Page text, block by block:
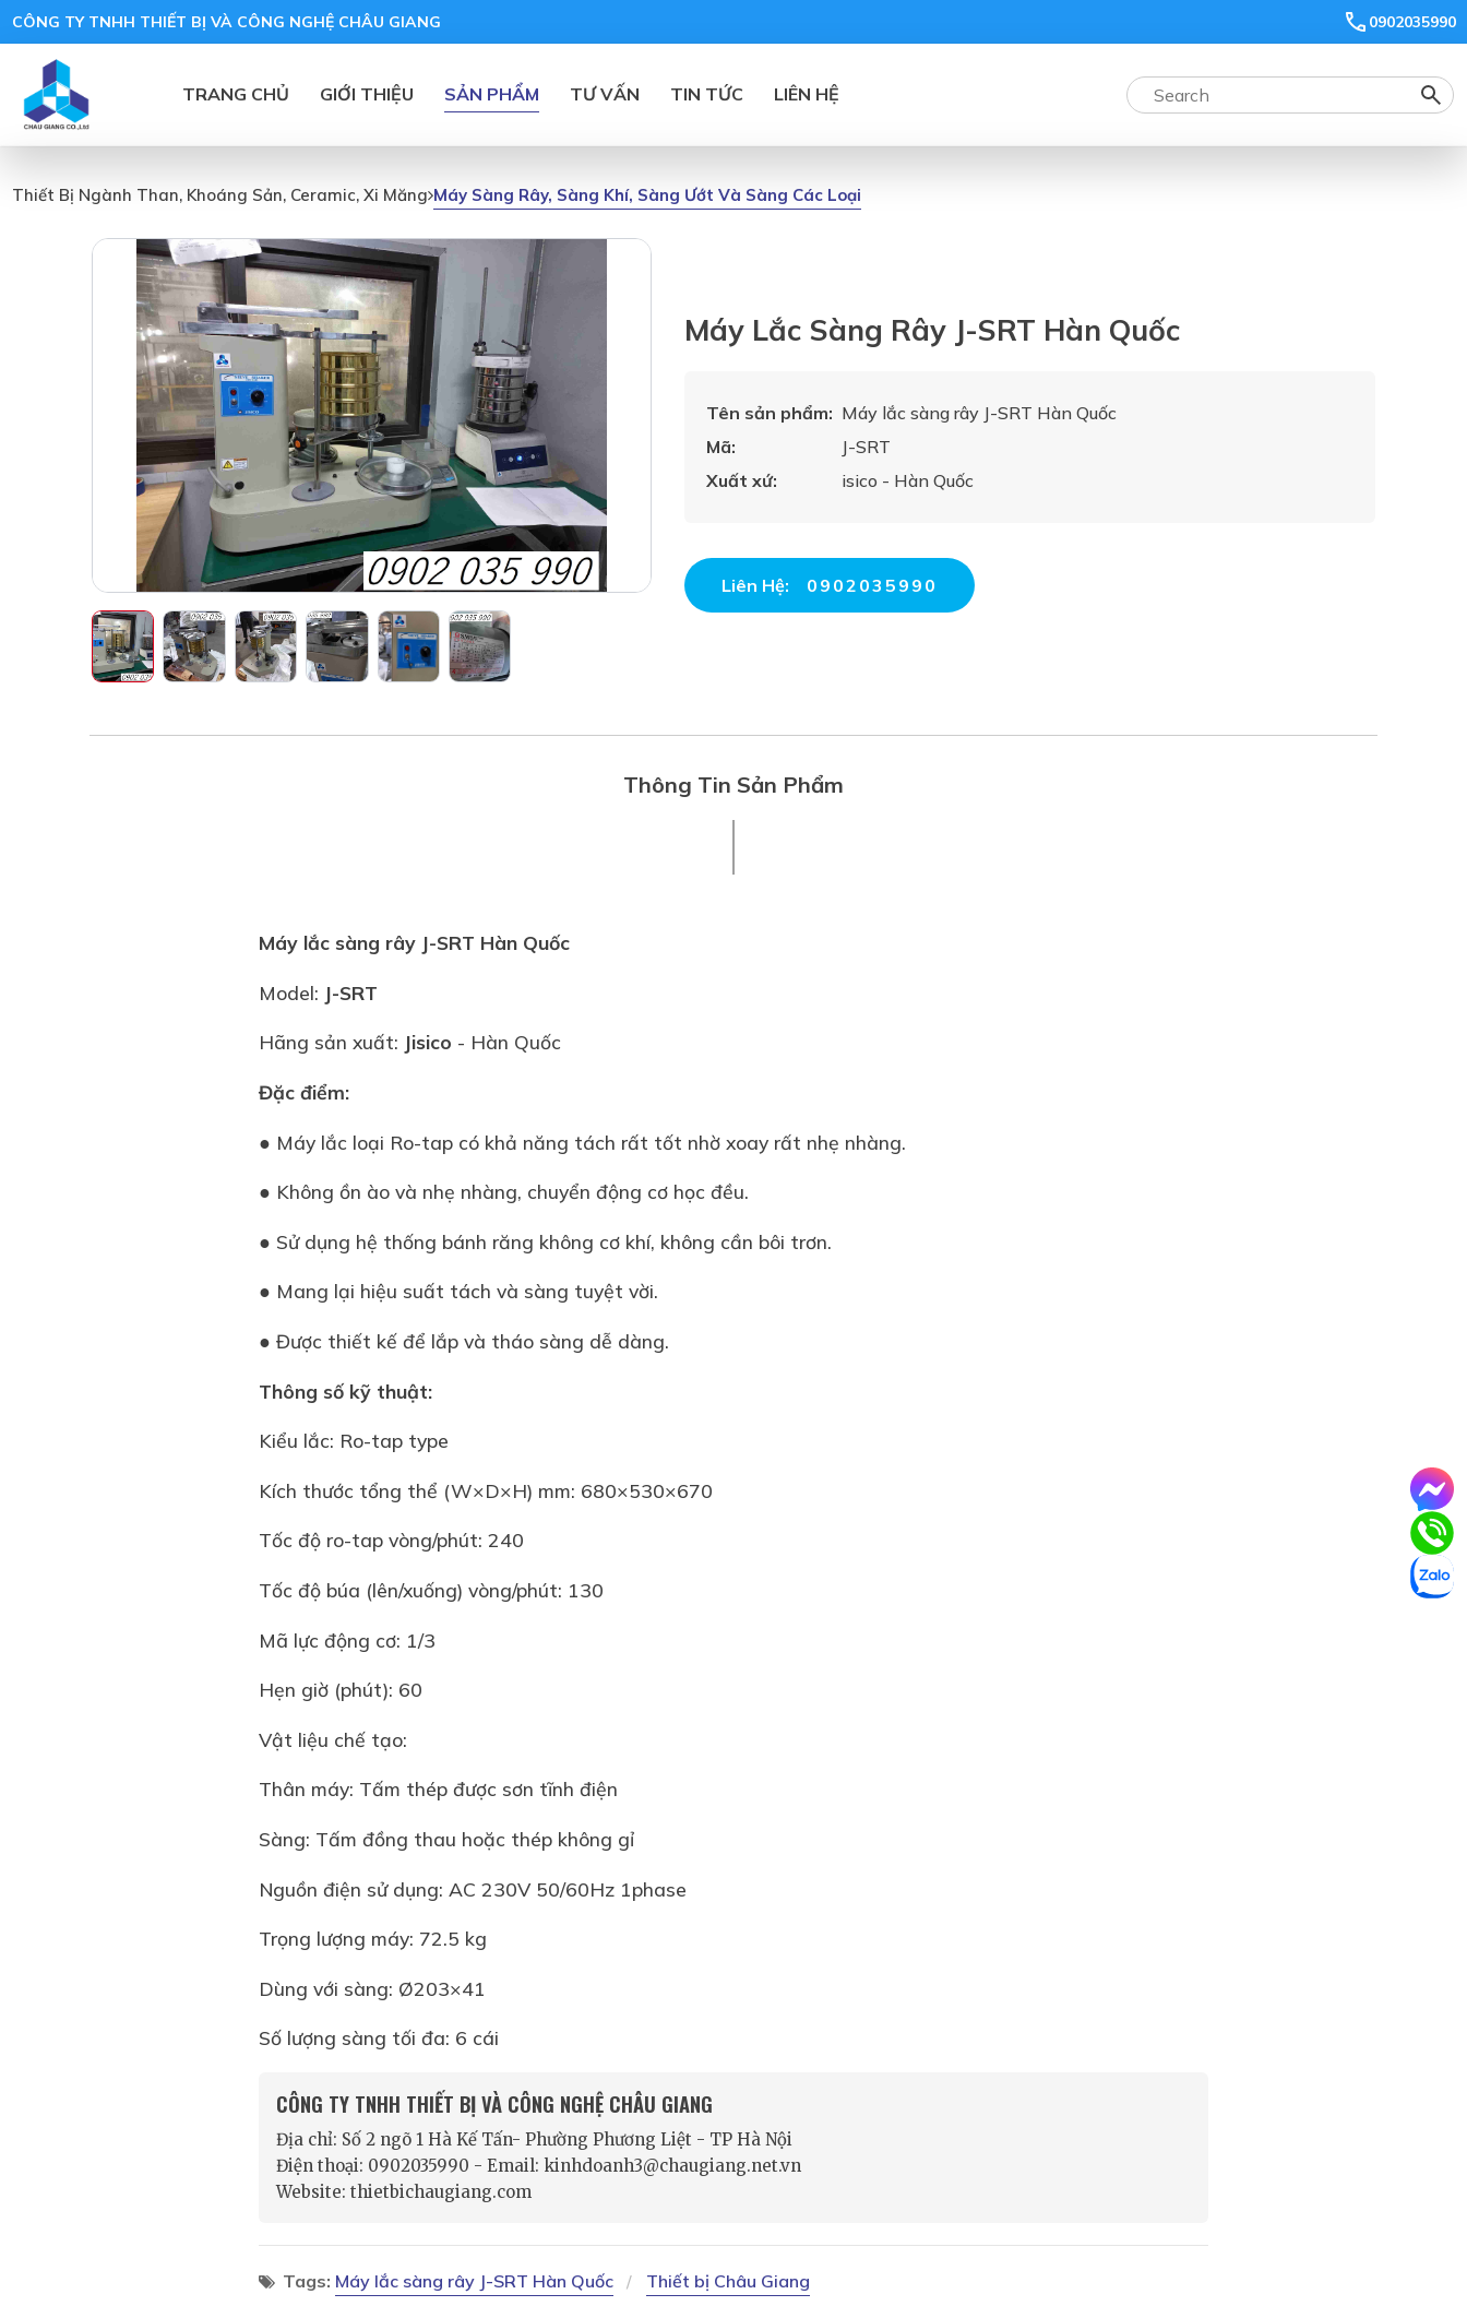
CÔNG TY TNHH THIẾT BỊ VÀ CÔNG NGHỆ CHÂU GIANG 0902035990
TRANG CHỦ GIỚI THIỆU SẢN PHẨM TƯ VẤN TIN TỨC LIÊN HỆ
Thiết Bị Ngành Than, Khoáng Sản, Ceramic, Xi Măng Máy Sàng Rây, Sàng Khí, Sàng Ướt Và Sàng Các Loại
Máy Lắc Sàng Rây J-SRT Hàn Quốc
Tên sản phẩm: Máy lắc sàng rây J-SRT Hàn Quốc
Mã:
J-SRT
Xuất xứ:
isico - Hàn Quốc
Liên Hệ: 0902035990
Thông Tin Sản Phẩm
Máy lắc sàng rây J-SRT Hàn Quốc
Model: J-SRT
Hãng sản xuất: Jisico - Hàn Quốc
Đặc điểm:
● Máy lắc loại Ro-tap có khả năng tách rất tốt nhờ xoay rất nhẹ nhàng.
● Không ồn ào và nhẹ nhàng, chuyển động cơ học đều.
● Sử dụng hệ thống bánh răng không cơ khí, không cần bôi trơn.
● Mang lại hiệu suất tách và sàng tuyệt vời.
● Được thiết kế để lắp và tháo sàng dễ dàng.
Thông số kỹ thuật:
Kiểu lắc: Ro-tap type
Kích thước tổng thể (W×D×H) mm: 680×530×670
Tốc độ ro-tap vòng/phút: 240
Tốc độ búa (lên/xuống) vòng/phút: 130
Mã lực động cơ: 1/3
Hẹn giờ (phút): 60
Vật liệu chế tạo:
Thân máy: Tấm thép được sơn tĩnh điện
Sàng: Tấm đồng thau hoặc thép không gỉ
Nguồn điện sử dụng: AC 230V 50/60Hz 1phase
Trọng lượng máy: 72.5 kg
Dùng với sàng: Ø203×41
Số lượng sàng tối đa: 6 cái
CÔNG TY TNHH THIẾT BỊ VÀ CÔNG NGHỆ CHÂU GIANG
Địa chỉ: Số 2 ngõ 1 Hà Kế Tấn- Phường Phương Liệt - TP Hà Nội
Điện thoại: 0902035990 - Email: kinhdoanh3@chaugiang.net.vn
Website: thietbichaugiang.com
Tags: Máy lắc sàng rây J-SRT Hàn Quốc Thiết bị Châu Giang